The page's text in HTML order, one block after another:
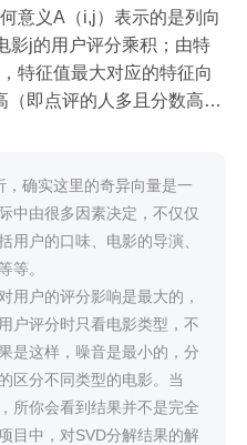
意义A（i,j）表示的是列向
影j的用户评分乘积；由特
特征值最大对应的特征向
（即点评的人多且分数高）
评分一般或受众窄且评分
特征值最大时表示的是用
同一类型感兴趣且评分相
间观影理念有较大差异。
并不能区分电影类型。比如
影大多是评分5且评分人数
多是评分是4且评分人数不
迎。之所以这些数据里电
应该是受众广的电影恰好
老师看下我说的对吗？
确实这里的奇异向量是一
中由很多因素决定，不仅仅
用户的口味、电影的导演、
等。
用户的评分影响是最大的，
户评分时只看电影类型，不
是这样，噪音是最小的，分
区分不同类型的电影。当
所你会看到结果并不是完全
目中，对SVD分解结果的解